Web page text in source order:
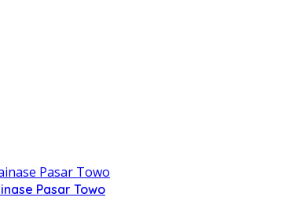
Pasar Towo